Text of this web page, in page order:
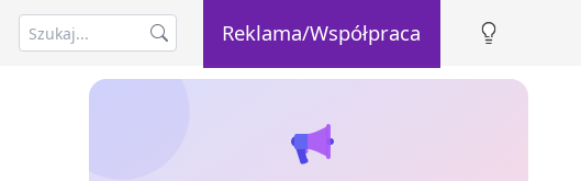
Reklama/Współpraca